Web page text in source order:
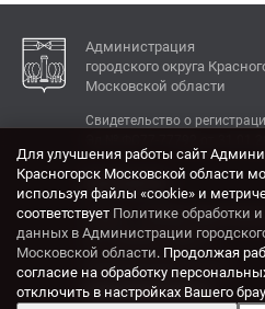
Администрация
городского округа
Московской области
Свидетельство о
КОНТАКТЫ
Адрес: 143404,
ул. Ленина, дом 4.
Электронная почта:
krasrn@mosreg.ru
Для улучшения работы сайт
Красногорск Московской области
используя файлы «cookie» и
соответствует Политике обработки
данных в Администрации
Московской области. Продолжая
согласие на обработку
отключить в настройках Вашего